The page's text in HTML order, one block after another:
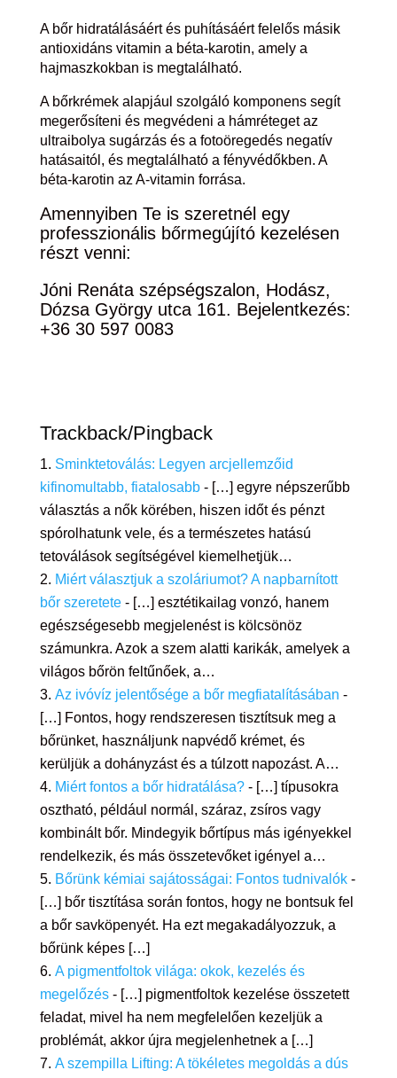
A bőr hidratálásáért és puhításáért felelős másik
antioxidáns vitamin a béta-karotin, amely a
hajmaszkokban is megtalálható.
A bőrkrémek alapjául szolgáló komponens segít
megerősíteni és megvédeni a hámréteget az
ultraibolya sugárzás és a fotoöregedés negatív
hatásaitól, és megtalálható a fényvédőkben. A
béta-karotin az A-vitamin forrása.
Amennyiben Te is szeretnél egy
professzionális bőrmegújító kezelésen
részt venni:
Jóni Renáta szépségszalon, Hodász,
Dózsa György utca 161. Bejelentkezés:
+36 30 597 0083
Trackback/Pingback
Sminktetoválás: Legyen arcjellemzőid
kifinomultabb, fiatalosabb- […] egyre népszerűbb
választás a nők körében, hiszen időt és pénzt
spórolhatunk vele, és a természetes hatású
tetoválások segítségével kiemelhetjük…
Miért választjuk a szoláriumot? A napbarnított
bőr szeretete- […] esztétikailag vonzó, hanem
egészségesebb megjelenést is kölcsönöz
számunkra. Azok a szem alatti karikák, amelyek a
világos bőrön feltűnőek, a…
Az ivóvíz jelentősége a bőr megfiatalításában -
[…] Fontos, hogy rendszeresen tisztítsuk meg a
bőrünket, használjunk napvédő krémet, és
kerüljük a dohányzást és a túlzott napozást. A…
Miért fontos a bőr hidratálása?- […] típusokra
osztható, például normál, száraz, zsíros vagy
kombinált bőr. Mindegyik bőrtípus más igényekkel
rendelkezik, és más összetevőket igényel a…
Bőrünk kémiai sajátosságai: Fontos tudnivalók-
[…] bőr tisztítása során fontos, hogy ne bontsuk fel
a bőr savköpenyét. Ha ezt megakadályozzuk, a
bőrünk képes […]
A pigmentfoltok világa: okok, kezelés és
megelőzés- […] pigmentfoltok kezelése összetett
feladat, mivel ha nem megfelelően kezeljük a
problémát, akkor újra megjelenhetnek a […]
A szempilla Lifting: A tökéletes megoldás a dús